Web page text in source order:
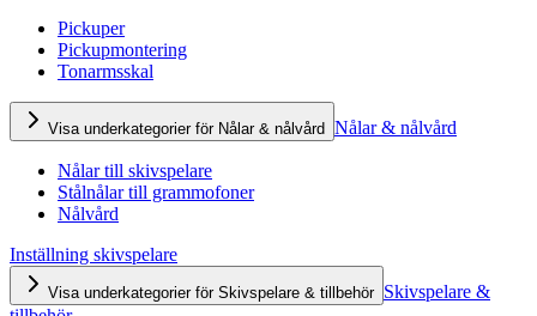
Pickuper
Pickupmontering
Tonarmsskal
Visa underkategorier för Nålar & nålvård Nålar & nålvård
Nålar till skivspelare
Stålnålar till grammofoner
Nålvård
Inställning skivspelare
Visa underkategorier för Skivspelare & tillbehör Skivspelare &